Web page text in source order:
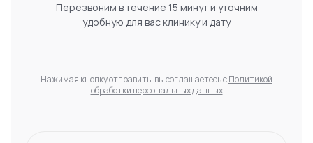
Перезвоним в течение 15 минут и уточним
удобную для вас клинику и дату
Нажимая кнопку отправить, вы соглашаетесь сПолитикой
обработки персональных данных